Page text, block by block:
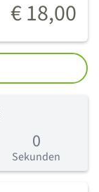
€ 18,00
0
Sekunden